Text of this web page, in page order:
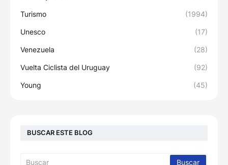
Turismo (1994)
Unesco (17)
Venezuela (28)
Vuelta Ciclista del Uruguay (92)
Young (45)
BUSCAR ESTE BLOG